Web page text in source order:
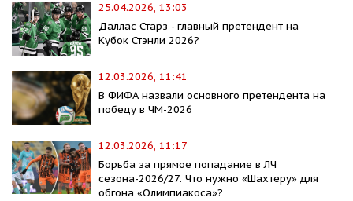
25.04.2026, 13:03
Даллас Старз - главный претендент на
Кубок Стэнли 2026?
12.03.2026, 11:41
В ФИФА назвали основного претендента на
победу в ЧМ-2026
12.03.2026, 11:17
Борьба за прямое попадание в ЛЧ
сезона-2026/27. Что нужно «Шахтеру» для
обгона «Олимпиакоса»?